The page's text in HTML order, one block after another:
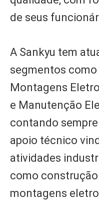
de seus
A Sankyu tem
segmentos
Montagens
e Manutenção
contando
apoio técnico
atividades
como
montagens